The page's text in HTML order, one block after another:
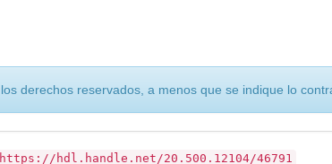
derechos reservados, a menos que se indique lo
https://hdl.handle.net/20.500.12104/46791